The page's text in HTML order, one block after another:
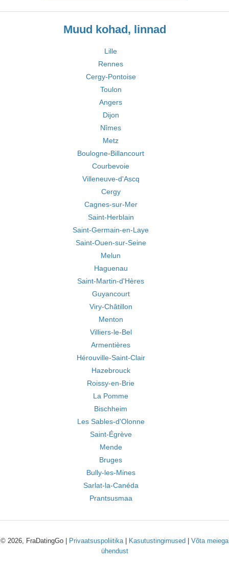
Muud kohad, linnad
Lille
Rennes
Cergy-Pontoise
Toulon
Angers
Dijon
Nîmes
Metz
Boulogne-Billancourt
Courbevoie
Villeneuve-d'Ascq
Cergy
Cagnes-sur-Mer
Saint-Herblain
Saint-Germain-en-Laye
Saint-Ouen-sur-Seine
Melun
Haguenau
Saint-Martin-d'Hères
Guyancourt
Viry-Châtillon
Menton
Villiers-le-Bel
Armentières
Hérouville-Saint-Clair
Hazebrouck
Roissy-en-Brie
La Pomme
Bischheim
Les Sables-d'Olonne
Saint-Égrève
Mende
Bruges
Bully-les-Mines
Sarlat-la-Canéda
Prantsusmaa
© 2026, FraDatingGo | Privaatsuspoliitika| Kasutustingimused
Võta meiega
ühendust